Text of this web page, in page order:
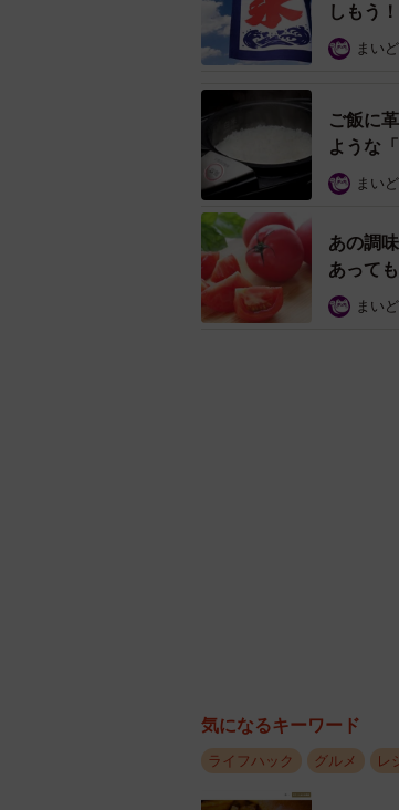
しもう
まい
ご飯に
ような
まい
あの調
あって
まい
気になるキーワード
ライフハック グルメ レ